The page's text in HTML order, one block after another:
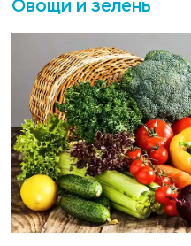
Овощи и зелень